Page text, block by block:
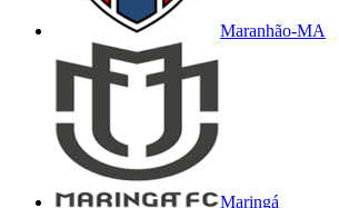
Maranhão-MA
Maringá